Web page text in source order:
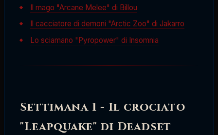
Il mago "Arcane Melee" di Billou
Il cacciatore di demoni "Arctic Zoo" di Jakarro
Lo sciamano "Pyropower" di Insomnia
Settimana 1 - Il crociato
"Leapquake" di Deadset